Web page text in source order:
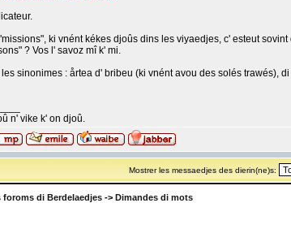
ki vnént kékes djoûs dins les viyaedjes, c' esteut
? Vos l' savoz mî k' mi.
les sinonimes : årtea d' bribeu (ki vnént avou des solés trawés),
n' vike k' on djoû.
Mostrer les messaedjes des dierin(ne)s:
foroms di Berdelaedjes -> Dimandes di mots